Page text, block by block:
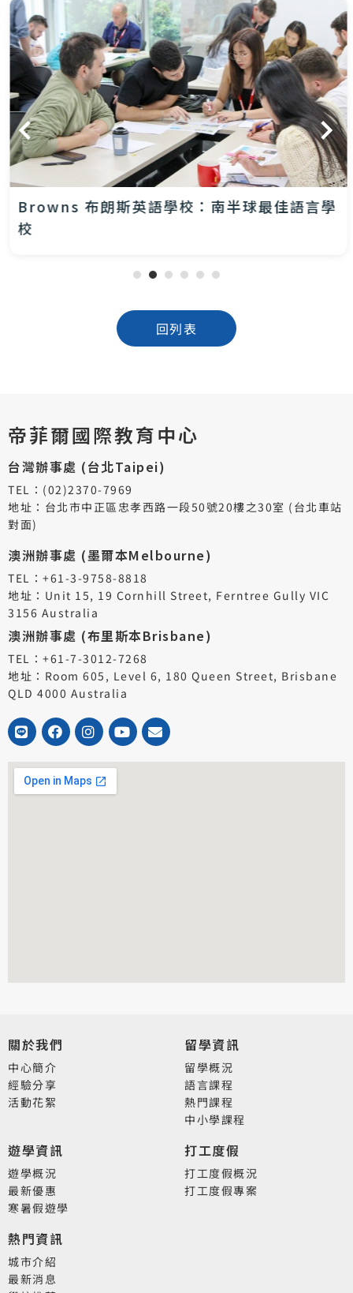
Browns 布朗斯英語學校：南半球最佳語言學
校
回列表
帝菲爾國際教育中心
台灣辦事處 (台北Taipei)
TEL：(02)2370-7969
地址：台北市中正區忠孝西路一段50號20樓之30室 (台北車站
對面)
澳洲辦事處 (墨爾本Melbourne)
TEL：+61-3-9758-8818
地址：Unit 15, 19 Cornhill Street, Ferntree Gully VIC
3156 Australia
澳洲辦事處 (布里斯本Brisbane)
TEL：+61-7-3012-7268
地址：Room 605, Level 6, 180 Queen Street, Brisbane
QLD 4000 Australia
關於我們
中心簡介
經驗分享
活動花絮
留學資訊
留學概況
語言課程
熱門課程
中小學課程
遊學資訊
遊學概況
最新優惠
寒暑假遊學
打工度假
打工度假概況
打工度假專案
熱門資訊
城市介紹
最新消息